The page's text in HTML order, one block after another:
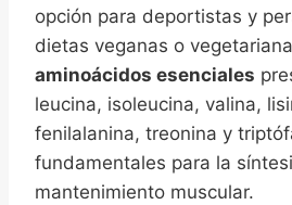
opción para deportistas y
dietas veganas o
aminoácidos esenciales
leucina, isoleucina, valina,
fenilalanina, treonina y
fundamentales para la
mantenimiento muscular.